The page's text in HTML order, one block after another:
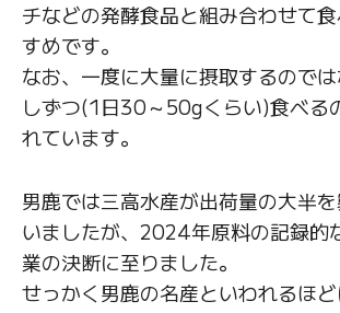
チなどの発酵食品と組み合わせて
すめです。
なお、一度に大量に摂取するので
しずつ(1日30～50gくらい)食べる
れています。
男鹿では三高水産が出荷量の大半
いましたが、2024年原料の記録的
業の決断に至りました。
せっかく男鹿の名産といわれるほ